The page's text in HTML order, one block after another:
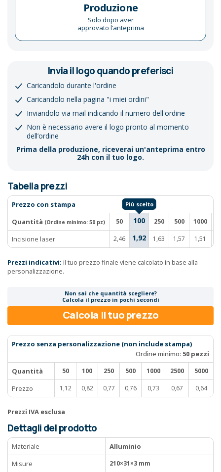
Produzione
Solo dopo aver
approvato l’anteprima
Invia il logo quando preferisci
Caricandolo durante l'ordine
Caricandolo nella pagina "i miei ordini"
Inviandolo via mail indicando il numero dell'ordine
Non è necessario avere il logo pronto al momento
dell’ordine
Prima della produzione, riceverai un'anteprima entro
24h con il tuo logo.
Tabella prezzi
Prezzo con stampa
Quantità (Ordine minimo: 50 pz) 50 100 250 500 1000
Incisione laser 2,46 1,92 1,63 1,57 1,51
Prezzi indicativi: il tuo prezzo finale viene calcolato in base alla
personalizzazione.
Non sai che quantità scegliere?
Calcola il prezzo in pochi secondi
Calcola il tuo prezzo
Prezzo senza personalizzazione (non include stampa)
Ordine minimo: 50 pezzi
Quantità
50 100 250 500 1000 2500 5000
Prezzo 1,12 0,82 0,77 0,76 0,73 0,67 0,64
Prezzi IVA esclusa
Dettagli del prodotto
Materiale
Alluminio
Misure
210×31×3 mm